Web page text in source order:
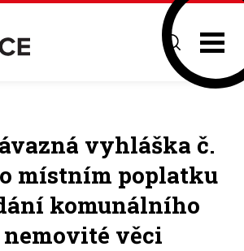
vyhláška č.
místním poplatku
komunálního
nemovité věci